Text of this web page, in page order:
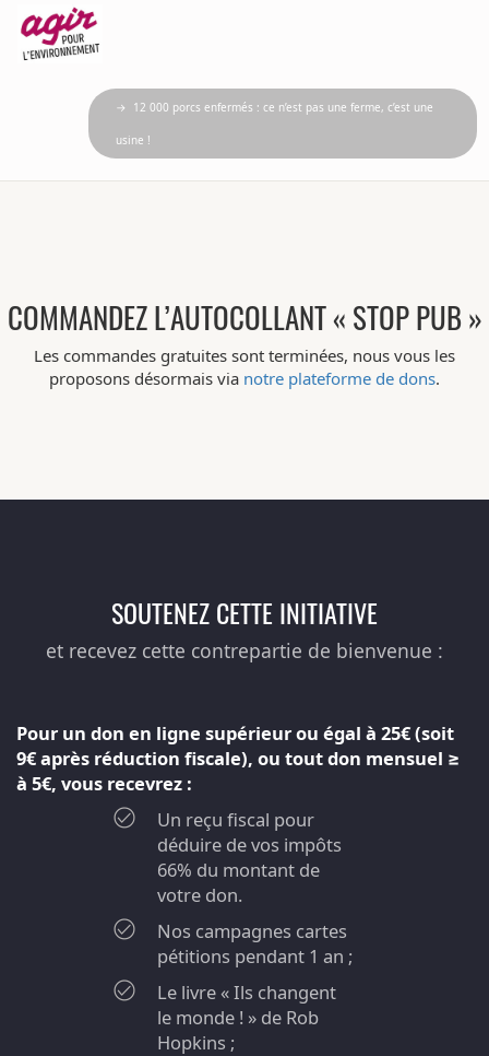
→ 12 000 porcs enfermés : ce n’est pas une ferme, c’est une
usine !
COMMANDEZ L’AUTOCOLLANT « STOP PUB »
Les commandes gratuites sont terminées, nous vous les
proposons désormais via notre plateforme de dons.
SOUTENEZ CETTE INITIATIVE
et recevez cette contrepartie de bienvenue :
Pour un don en ligne supérieur ou égal à 25€ (soit
9€ après réduction fiscale), ou tout don mensuel ≥
à 5€, vous recevrez :
Un reçu fiscal pour
déduire de vos impôts
66% du montant de
votre don.
Nos campagnes cartes
pétitions pendant 1 an ;
Le livre « Ils changent
le monde ! » de Rob
Hopkins ;